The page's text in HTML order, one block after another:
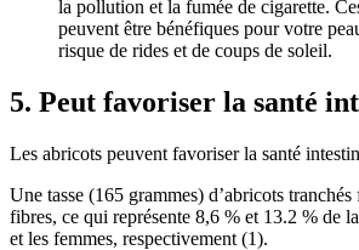
la pollution et la fumée de cigarette.
peuvent être bénéfiques pour votre
risque de rides et de coups de soleil.
5. Peut favoriser la santé
Les abricots peuvent favoriser la santé
Une tasse (165 grammes) d’abricots
fibres, ce qui représente 8,6 % et 13.2 % de
et les femmes, respectivement (1).